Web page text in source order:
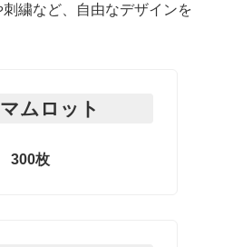
繍など、自由なデザインを
ムロット
300枚